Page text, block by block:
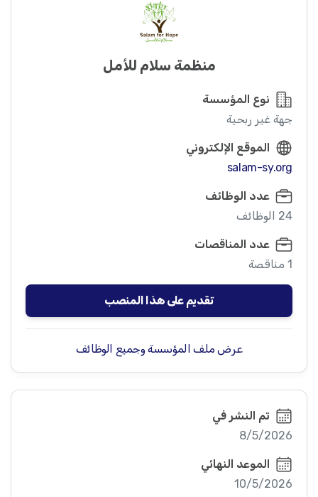
منظمة سلام للأمل
نوع المؤسسة
جهة غير ربحية
الموقع الإلكتروني
salam-sy.org
عدد الوظائف
24 الوظائف
عدد المناقصات
1 مناقصة
تقديم على هذا المنصب
عرض ملف المؤسسة وجميع الوظائف
تم النشر في
8/5/2026
الموعد النهائي
10/5/2026